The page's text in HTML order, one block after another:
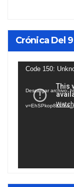
Crónica Del
Reproductor
vídeo
Code 150:
Descargar archivo: